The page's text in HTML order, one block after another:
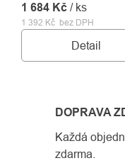
1 392 Kč bez DPH
1 684 Kč / ks
Detail
DOPRAVA
Každá
zdarma.